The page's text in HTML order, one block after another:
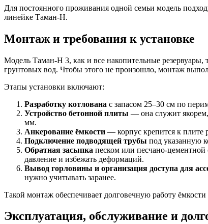
Для постоянного проживания одной семьи модель
линейке Таман-Н.
Монтаж и требования к установке
Модель Таман-Н 3, как и все накопительные
грунтовых вод. Чтобы этого не произошло, монтаж
Этапы установки включают:
Разработку котлована с запасом 25–30 см по
Устройство бетонной плиты — она служит якорем,
мм.
Анкерование ёмкости — корпус крепится к плите
Подключение подводящей трубы под указанную
Обратная засыпка песком или песчано-
давление и избежать деформаций.
Вывод горловины и организация доступа для
нужно учитывать заранее.
Такой монтаж обеспечивает долговечную работу
Эксплуатация, обслуживание и